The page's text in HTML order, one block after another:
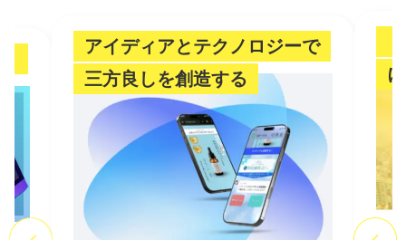
京都
アイディアとテクノロジーで
三方良しを創造する
に